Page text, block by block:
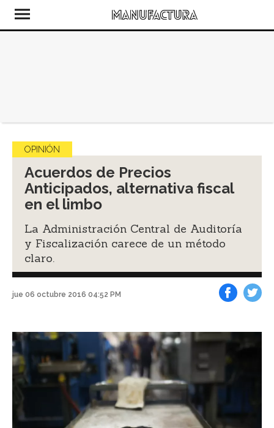
OPINIÓN
Acuerdos de Precios
Anticipados, alternativa fiscal
en el limbo
La Administración Central de Auditoría
y Fiscalización carece de un método
claro.
jue 06 octubre 2016 04:52 PM